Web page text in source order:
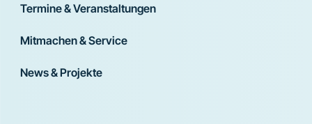
Termine & Veranstaltungen
Mitmachen & Service
News & Projekte